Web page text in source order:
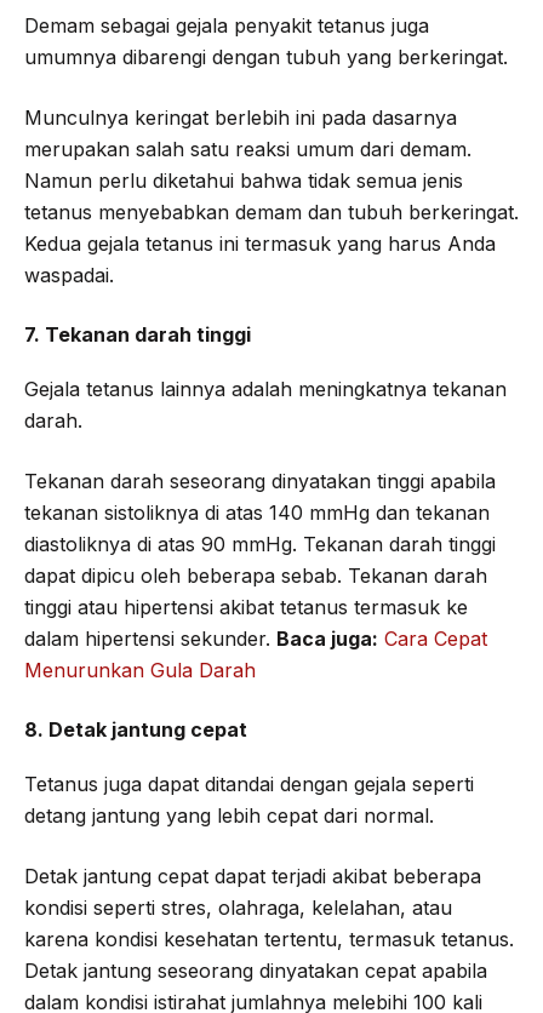
Demam sebagai gejala penyakit tetanus juga
umumnya dibarengi dengan tubuh yang berkeringat.
Munculnya keringat berlebih ini pada dasarnya
merupakan salah satu reaksi umum dari demam.
Namun perlu diketahui bahwa tidak semua jenis
tetanus menyebabkan demam dan tubuh berkeringat.
Kedua gejala tetanus ini termasuk yang harus Anda
waspadai.
7. Tekanan darah tinggi
Gejala tetanus lainnya adalah meningkatnya tekanan
darah.
Tekanan darah seseorang dinyatakan tinggi apabila
tekanan sistoliknya di atas 140 mmHg dan tekanan
diastoliknya di atas 90 mmHg. Tekanan darah tinggi
dapat dipicu oleh beberapa sebab. Tekanan darah
tinggi atau hipertensi akibat tetanus termasuk ke
dalam hipertensi sekunder. Baca juga: Cara Cepat
Menurunkan Gula Darah
8. Detak jantung cepat
Tetanus juga dapat ditandai dengan gejala seperti
detang jantung yang lebih cepat dari normal.
Detak jantung cepat dapat terjadi akibat beberapa
kondisi seperti stres, olahraga, kelelahan, atau
karena kondisi kesehatan tertentu, termasuk tetanus.
Detak jantung seseorang dinyatakan cepat apabila
dalam kondisi istirahat jumlahnya melebihi 100 kali